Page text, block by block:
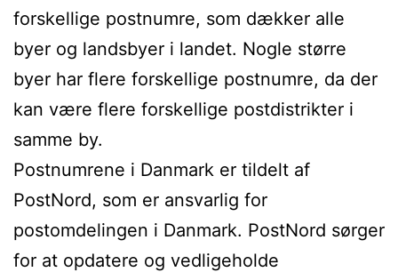
forskellige postnumre, som dækker alle
byer og landsbyer i landet. Nogle større
byer har flere forskellige postnumre, da der
kan være flere forskellige postdistrikter i
samme by.
Postnumrene i Danmark er tildelt af
PostNord, som er ansvarlig for
postomdelingen i Danmark. PostNord sørger
for at opdatere og vedligeholde